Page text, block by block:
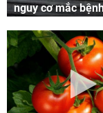
nguy cơ mắc